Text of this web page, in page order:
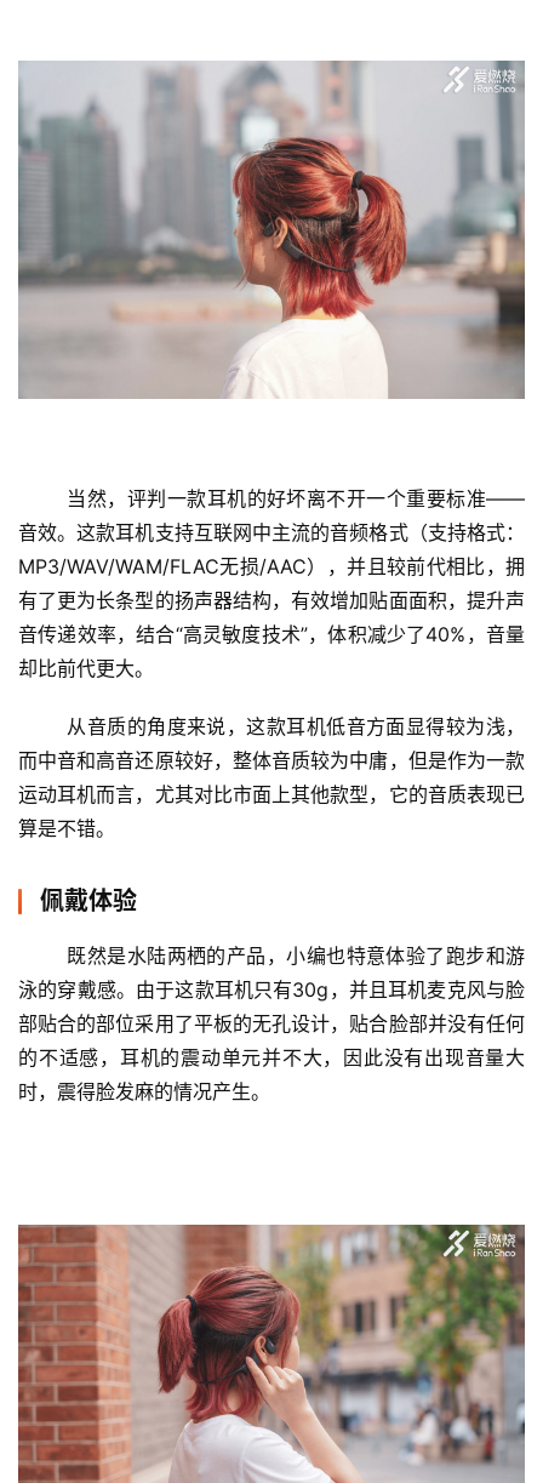
音效。这款耳机支持互联网中主流的音频格式（支持格式：
MP3/WAV/WAM/FLAC无损/AAC），并且较前代相比，拥
有了更为长条型的扬声器结构，有效增加贴面面积，提升声
音传递效率，结合“高灵敏度技术”，体积减少了40%，音量
却比前代更大。
从音质的角度来说，这款耳机低音方面显得较为浅，
而中音和高音还原较好，整体音质较为中庸，但是作为一款
运动耳机而言，尤其对比市面上其他款型，它的音质表现已
算是不错。
佩戴体验
既然是水陆两栖的产品，小编也特意体验了跑步和游
泳的穿戴感。由于这款耳机只有30g，并且耳机麦克风与脸
部贴合的部位采用了平板的无孔设计，贴合脸部并没有任何
的不适感，耳机的震动单元并不大，因此没有出现音量大
时，震得脸发麻的情况产生。